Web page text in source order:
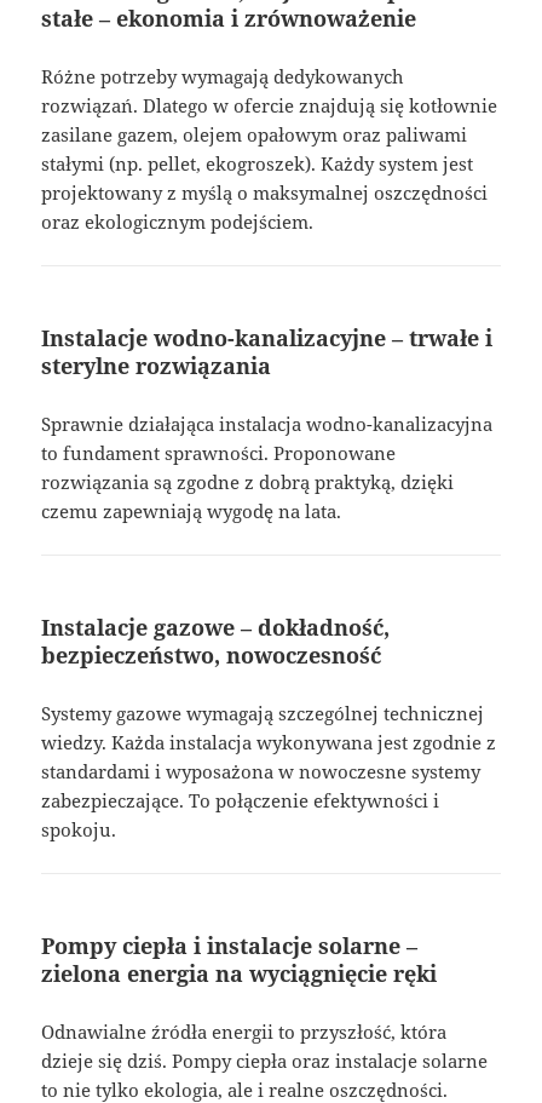
stałe – ekonomia i zrównoważenie
Różne potrzeby wymagają dedykowanych
rozwiązań. Dlatego w ofercie znajdują się kotłownie
zasilane gazem, olejem opałowym oraz paliwami
stałymi (np. pellet, ekogroszek). Każdy system jest
projektowany z myślą o maksymalnej oszczędności
oraz ekologicznym podejściem.
Instalacje wodno-kanalizacyjne – trwałe i
sterylne rozwiązania
Sprawnie działająca instalacja wodno-kanalizacyjna
to fundament sprawności. Proponowane
rozwiązania są zgodne z dobrą praktyką, dzięki
czemu zapewniają wygodę na lata.
Instalacje gazowe – dokładność,
bezpieczeństwo, nowoczesność
Systemy gazowe wymagają szczególnej technicznej
wiedzy. Każda instalacja wykonywana jest zgodnie z
standardami i wyposażona w nowoczesne systemy
zabezpieczające. To połączenie efektywności i
spokoju.
Pompy ciepła i instalacje solarne –
zielona energia na wyciągnięcie ręki
Odnawialne źródła energii to przyszłość, która
dzieje się dziś. Pompy ciepła oraz instalacje solarne
to nie tylko ekologia, ale i realne oszczędności.